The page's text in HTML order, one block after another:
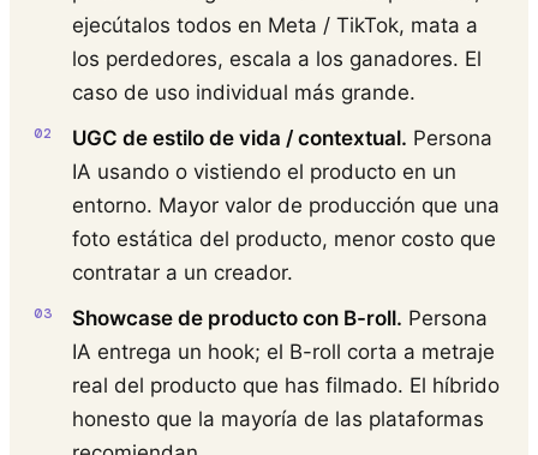
ejecútalos todos en Meta / TikTok, mata a
los perdedores, escala a los ganadores. El
caso de uso individual más grande.
UGC de estilo de vida / contextual. Persona
IA usando o vistiendo el producto en un
entorno. Mayor valor de producción que una
foto estática del producto, menor costo que
contratar a un creador.
Showcase de producto con B-roll. Persona
IA entrega un hook; el B-roll corta a metraje
real del producto que has filmado. El híbrido
honesto que la mayoría de las plataformas